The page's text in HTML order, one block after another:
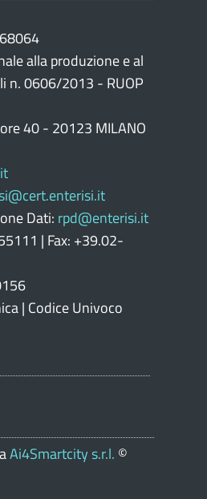
alla produzione e al
n. 0606/2013 - RUOP
40 - 20123 MILANO
Dati: rpd@enterisi.it
| Fax: +39.02-
| Codice Univoco
Ai4Smartcity s.r.l. ©